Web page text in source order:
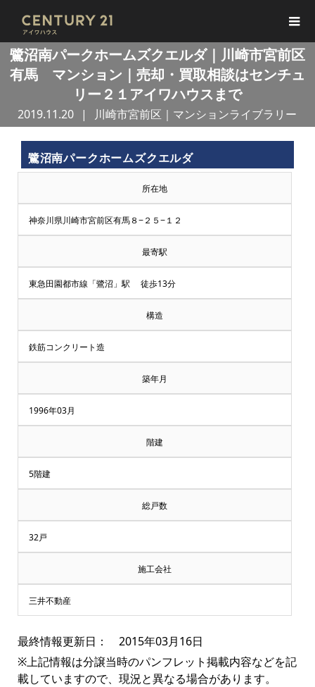
鷺沼南パークホームズクエルダ｜川崎市宮前区
有馬 マンション｜売却・買取相談はセンチュ
リー２１アイワハウスまで
2019.11.20 川崎市宮前区｜マンションライブラリー
鷺沼南パークホームズクエルダ
所在地
神奈川県川崎市宮前区有馬８−２５−１２
最寄駅
東急田園都市線「鷺沼」駅 徒歩13分
構造
鉄筋コンクリート造
築年月
1996年03月
階建
5階建
総戸数
32戸
施工会社
三井不動産
最終情報更新日： 2015年03月16日
※上記情報は分譲当時のパンフレット掲載内容などを記
載していますので、現況と異なる場合があります。